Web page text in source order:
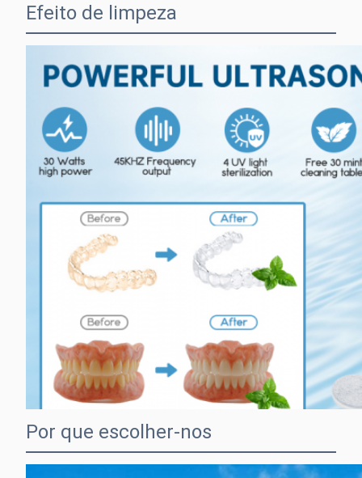
Efeito de limpeza
Por que escolher-nos